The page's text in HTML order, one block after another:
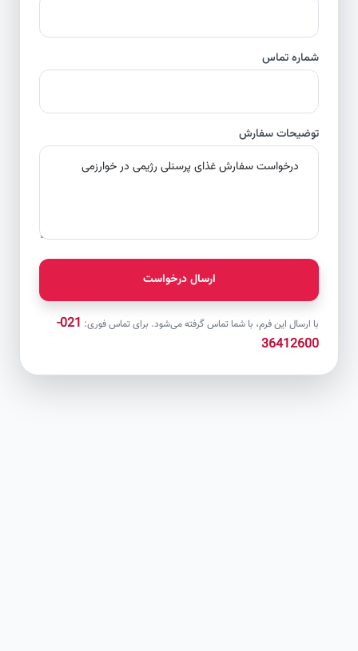
شماره تماس
توضیحات سفارش
ارسال درخواست
با ارسال این فرم، با شما تماس گرفته می‌شود. برای تماس فوری:
021-
36412600